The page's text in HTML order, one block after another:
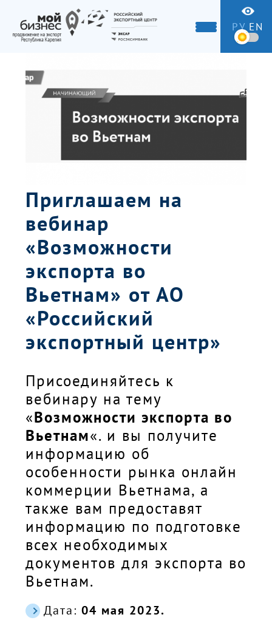
РУ EN
Приглашаем на
вебинар
«Возможности
экспорта во
Вьетнам» от АО
«Российский
экспортный центр»
Присоединяйтесь к
вебинару на тему
«Возможности экспорта во
Вьетнам«. и вы получите
информацию об
особенности рынка онлайн
коммерции Вьетнама, а
также вам предоставят
информацию по подготовке
всех необходимых
документов для экспорта во
Вьетнам.
Дата: 04 мая 2023.